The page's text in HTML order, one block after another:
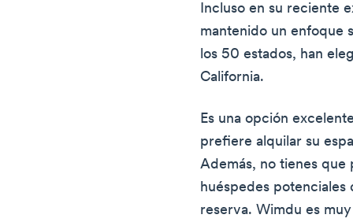
Incluso en su reciente
mantenido un enfoque
los 50 estados, han
California.
Es una opción
prefiere alquilar su
Además, no tienes
huéspedes
reserva. Wimdu es